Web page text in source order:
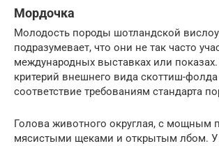
Мордочка
Молодость породы шотландской
подразумевает, что они не так часто
международных выставках или
критерий внешнего вида скоттиш-
соответствие требованиям стандарта
Голова животного округлая, с мощным
мясистыми щеками и открытым лбом. У